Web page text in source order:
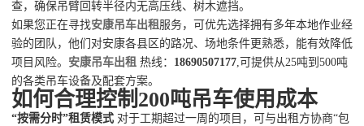
查，确保吊臂回转半径内无高压线、树木遮挡。
如果您正在寻找安康吊车出租服务，可优先选择拥有多年本地作业经
验的团队，他们对安康各县区的路况、场地条件更熟悉，能有效降低
项目风险。 安康吊车出租 热线： 18690507177,可提供从25吨到500吨
的各类吊车设备及配套方案。
如何合理控制200吨吊车使用成本
“按需分时”租赁模式 对于工期超过一周的项目，可与出租方协商“包